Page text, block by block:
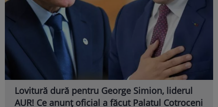
Lovitură dură pentru George Simion, liderul
AUR! Ce anunț oficial a făcut Palatul Cotroceni